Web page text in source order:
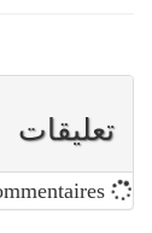
تعليقات